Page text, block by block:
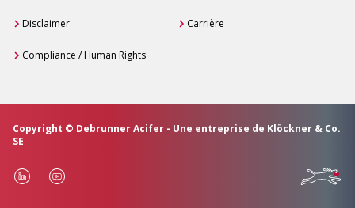
Disclaimer
Compliance / Human Rights
Carrière
Copyright © Debrunner Acifer - Une entreprise de Klöckner & Co.
SE